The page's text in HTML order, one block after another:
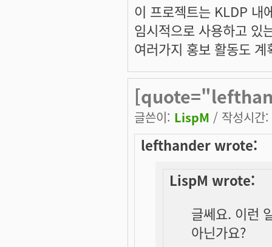
이 프로젝트는 KLDP 내
임시적으로 사용하고 있
여러가지 홍보 활동도
글쓴이: LispM / 작성시
lefthander wrote:
LispM wrote:
글쎄요. 이런
아닌가요?